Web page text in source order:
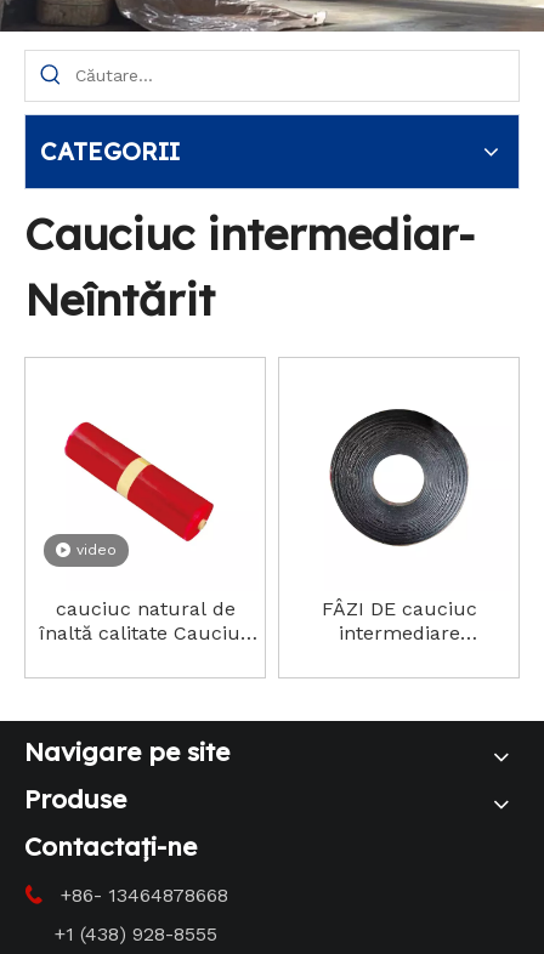
CATEGORII
Cauciuc intermediar-
Neîntărit
video
cauciuc natural de
înaltă calitate Cauciuc
preț mic
FÂZI DE cauciuc
intermediare
Navigare pe site
Produse
Contactaţi-ne

+86- 13464878668
+1 (438) 928-8555